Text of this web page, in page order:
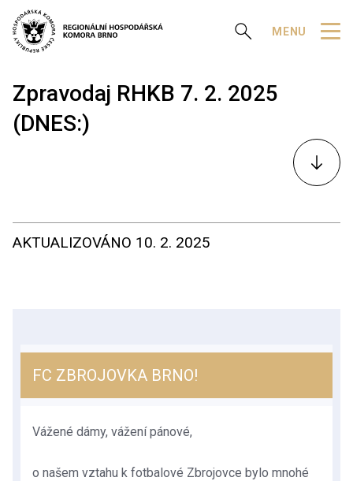
Zobrazit vyhledávání
MENU
Zpravodaj RHKB 7. 2. 2025
(DNES:)
K
obsahu
AKTUALIZOVÁNO 10. 2. 2025
FC ZBROJOVKA BRNO!
Vážené dámy, vážení pánové,
o našem vztahu k fotbalové Zbrojovce bylo mnohé